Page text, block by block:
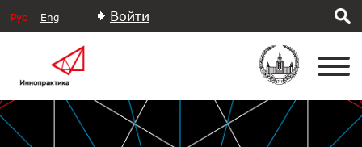
Рус Eng Войти